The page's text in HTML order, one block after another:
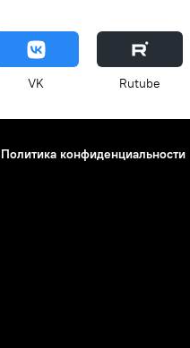
VK Rutube
Политика конфиденциальности